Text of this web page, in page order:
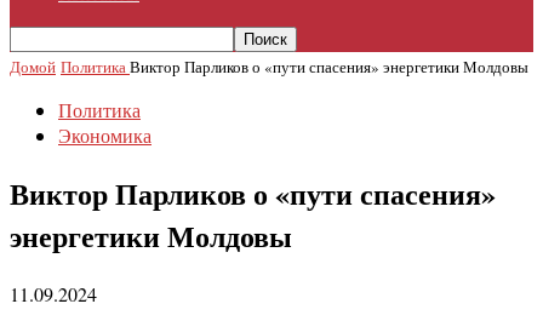
Домой ПолитикаВиктор Парликов о «пути спасения» энергетики Молдовы
Политика
Экономика
Виктор Парликов о «пути спасения»
энергетики Молдовы
11.09.2024